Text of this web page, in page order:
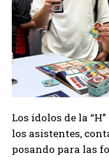
Los ídolos de la
los asistentes,
posando para las